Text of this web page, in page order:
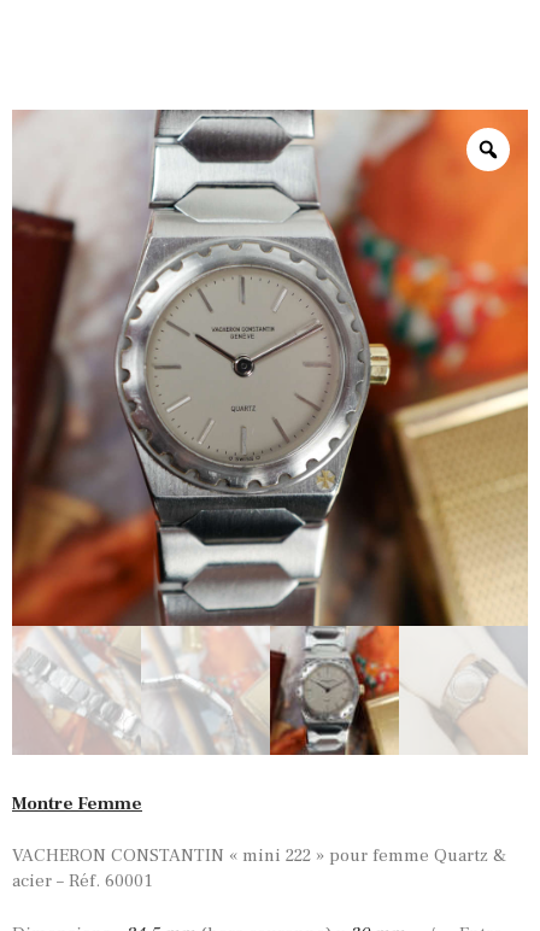
Montre Femme
VACHERON CONSTANTIN « mini 222 » pour femme Quartz &
acier – Réf. 60001